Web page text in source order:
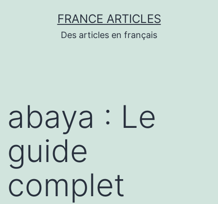
FRANCE ARTICLES
Des articles en français
abaya : Le
guide
complet